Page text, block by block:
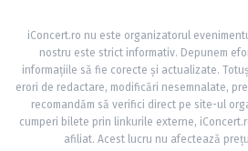
iConcert.ro nu este organizatorul
nostru este strict informativ. Depunem
informațiile să fie corecte și actualizate.
erori de redactare, modificări nesemnalate,
recomandăm să verifici direct pe site-ul
cumperi bilete prin linkurile externe,
afiliat. Acest lucru nu afectează